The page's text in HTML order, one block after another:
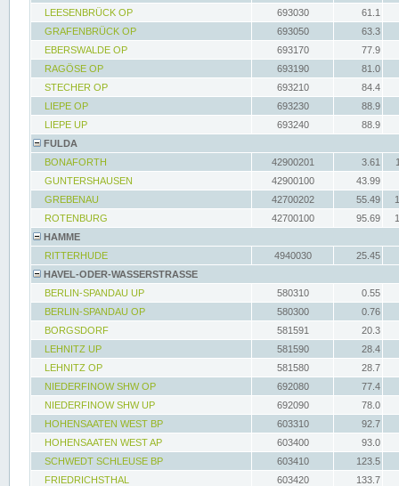
LEESENBRÜCK OP
693030
61.1
GRAFENBRÜCK OP
693050
63.3
EBERSWALDE OP
693170
77.9
RAGÖSE OP
693190
81.0
STECHER OP
693210
84.4
LIEPE OP
693230
88.9
LIEPE UP
693240
88.9
FULDA
BONAFORTH
42900201 3.61
GUNTERSHAUSEN
42900100
43.99
GREBENAU
42700202 55.49
ROTENBURG
42700100 95.69
HAMME
RITTERHUDE
4940030
25.45
HAVEL-ODER-WASSERSTRASSE
BERLIN-SPANDAU UP
580310
0.55
BERLIN-SPANDAU OP
580300
0.76
BORGSDORF
581591
20.3
LEHNITZ UP
581590
28.4
LEHNITZ OP
581580
28.7
NIEDERFINOW SHW OP
692080
77.4
NIEDERFINOW SHW UP
692090
78.0
HOHENSAATEN WEST BP
603310
92.7
HOHENSAATEN WEST AP
603400
93.0
SCHWEDT SCHLEUSE BP
603410
123.5
FRIEDRICHSTHAL
603420
133.7